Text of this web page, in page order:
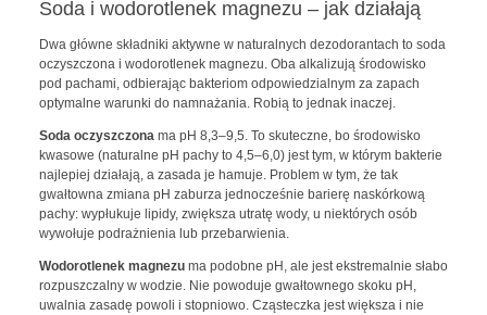
Soda i wodorotlenek magnezu – jak działają
Dwa główne składniki aktywne w naturalnych dezodorantach to soda
oczyszczona i wodorotlenek magnezu. Oba alkalizują środowisko
pod pachami, odbierając bakteriom odpowiedzialnym za zapach
optymalne warunki do namnażania. Robią to jednak inaczej.
Soda oczyszczonama pH 8,3–9,5. To skuteczne, bo środowisko
kwasowe (naturalne pH pachy to 4,5–6,0) jest tym, w którym bakterie
najlepiej działają, a zasada je hamuje. Problem w tym, że tak
gwałtowna zmiana pH zaburza jednocześnie barierę naskórkową
pachy: wypłukuje lipidy, zwiększa utratę wody, u niektórych osób
wywołuje podrażnienia lub przebarwienia.
Wodorotlenek magnezuma podobne pH, ale jest ekstremalnie słabo
rozpuszczalny w wodzie. Nie powoduje gwałtownego skoku pH,
uwalnia zasadę powoli i stopniowo. Cząsteczka jest większa i nie